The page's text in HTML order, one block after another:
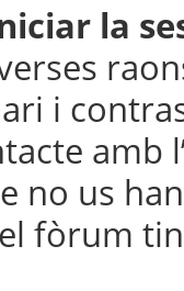
la
i
no us
fòrum